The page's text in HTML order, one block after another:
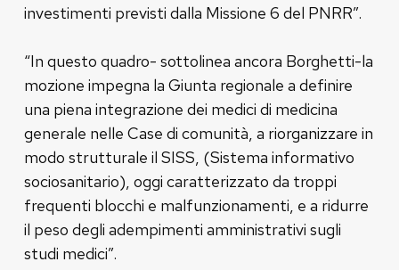
investimenti previsti dalla Missione 6 del PNRR”.
“In questo quadro- sottolinea ancora Borghetti-la
mozione impegna la Giunta regionale a definire
una piena integrazione dei medici di medicina
generale nelle Case di comunità, a riorganizzare in
modo strutturale il SISS, (Sistema informativo
sociosanitario), oggi caratterizzato da troppi
frequenti blocchi e malfunzionamenti, e a ridurre
il peso degli adempimenti amministrativi sugli
studi medici”.